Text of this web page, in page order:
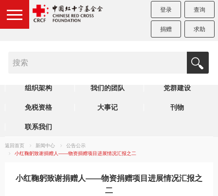
登录 查询
捐赠 求助
机构简介
组织架构 我们的团队 党群建设
免税资格 大事记 刊物
联系我们
返回首页 新闻中心
公告公示
小红鞠躬致谢捐赠人——物资捐赠项目进展情况汇报之二
小红鞠躬致谢捐赠人——物资捐赠项目进展情况汇报之
二